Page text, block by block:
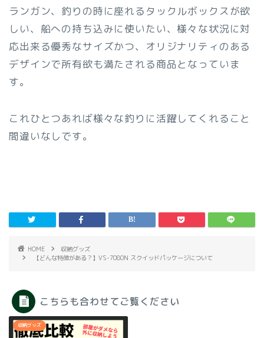
ランガン、釣りの時に座れるタックルボックスが欲
しい、船への持ち込みに使いたい、様々な状況に対
応出来る優秀なサイズかつ、オリジナリティのある
デザインで所有欲も満たされる商品となっていま
す。
これひとつあれば様々な釣りに活躍してくれること
間違いなしです。
HOME
収納グッズ
【どんな特徴がある？】VS-7080N スクイッドパッケージについて
こちらも合わせてご覧ください
収納グッズ